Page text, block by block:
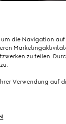
die Navigation auf
zu teilen.
Verwendung auf